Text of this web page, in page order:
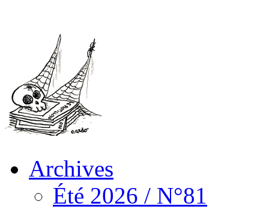
Archives
Été 2026 / N°81